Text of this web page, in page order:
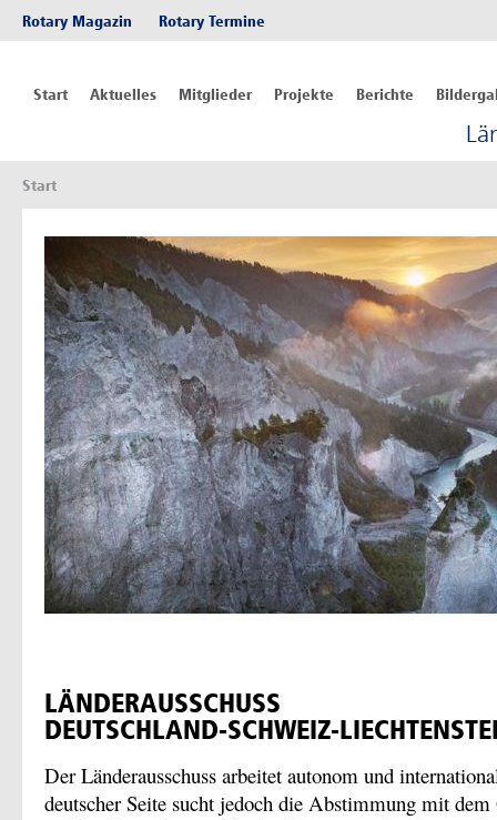
Rotary Magazin Rotary Termine
Start Aktuelles Mitglieder Projekte Berichte
Start
LÄNDERAUSSCHUSS
DEUTSCHLAND-SCHWEIZ-
Der Länderausschuss arbeitet autonom und
deutscher Seite sucht jedoch die Abstimmung mit